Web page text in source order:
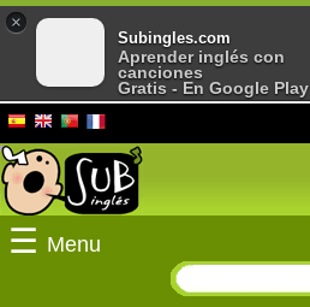
☰ Menu
×
Subingles.com
Aprender inglés con
canciones
Gratis - En Google Play